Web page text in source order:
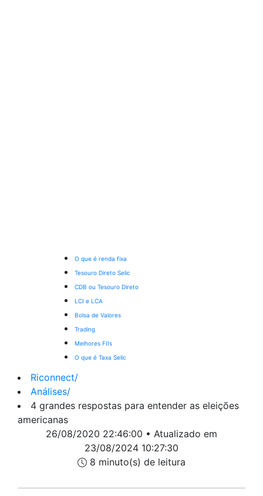
O que é renda fixa
Tesouro Direto Selic
CDB ou Tesouro Direto
LCI e LCA
Bolsa de Valores
Trading
Melhores FIIs
O que é Taxa Selic
Riconnect/
Análises/
4 grandes respostas para entender as eleições
americanas
26/08/2020 22:46:00 • Atualizado em
23/08/2024 10:27:30
8 minuto(s) de leitura